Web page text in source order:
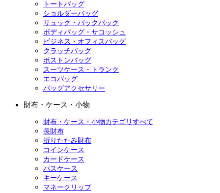
トートバッグ
ショルダーバッグ
リュック・バックパック
ボディバッグ・サコッシュ
ビジネス・オフィスバッグ
クラッチバッグ
ボストンバッグ
スーツケース・トランク
エコバッグ
バッグアクセサリー
財布・ケース・小物
財布・ケース・小物カテゴリすべて
長財布
折りたたみ財布
コインケース
カードケース
パスケース
キーケース
マネークリップ